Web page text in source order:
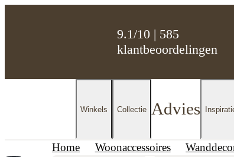
9.1/10 | 585
klantbeoordelingen
Winkels Collectie Advies
Home Woonaccessoires